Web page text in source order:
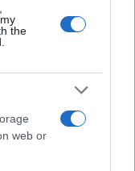
the
web or
την
για